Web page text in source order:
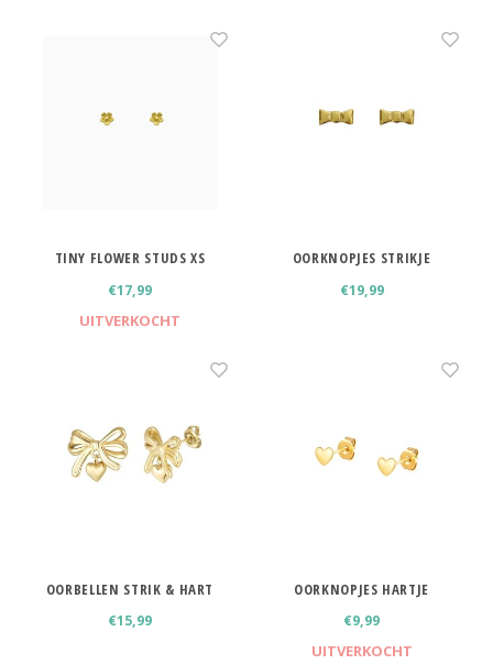
TINY FLOWER STUDS XS
€17,99
UITVERKOCHT
OORKNOPJES STRIKJE
€19,99
OORBELLEN STRIK & HART
€15,99
OORKNOPJES HARTJE
€9,99
UITVERKOCHT